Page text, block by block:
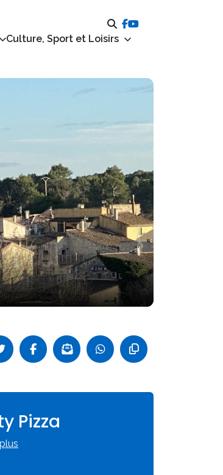
Culture, Sport et Loisirs
Pizza